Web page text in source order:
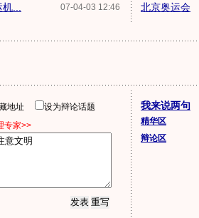
07-04-03 12:46
...
北京奥运会
地址
设为辩论话题
专家>>
我来说两句
精华区
辩论区